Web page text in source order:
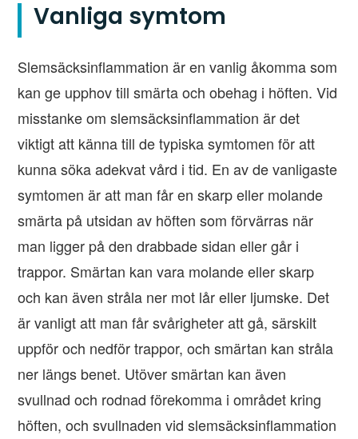
Vanliga symtom
Slemsäcksinflammation är en vanlig åkomma som
kan ge upphov till smärta och obehag i höften. Vid
misstanke om slemsäcksinflammation är det
viktigt att känna till de typiska symtomen för att
kunna söka adekvat vård i tid. En av de vanligaste
symtomen är att man får en skarp eller molande
smärta på utsidan av höften som förvärras när
man ligger på den drabbade sidan eller går i
trappor. Smärtan kan vara molande eller skarp
och kan även stråla ner mot lår eller ljumske. Det
är vanligt att man får svårigheter att gå, särskilt
uppför och nedför trappor, och smärtan kan stråla
ner längs benet. Utöver smärtan kan även
svullnad och rodnad förekomma i området kring
höften, och svullnaden vid slemsäcksinflammation